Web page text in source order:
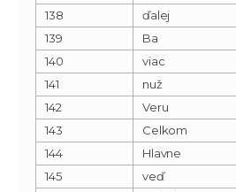
138
ďalej
139
Ba
140
viac
141
nuž
142
Veru
143
Celkom
144
Hlavne
145
veď